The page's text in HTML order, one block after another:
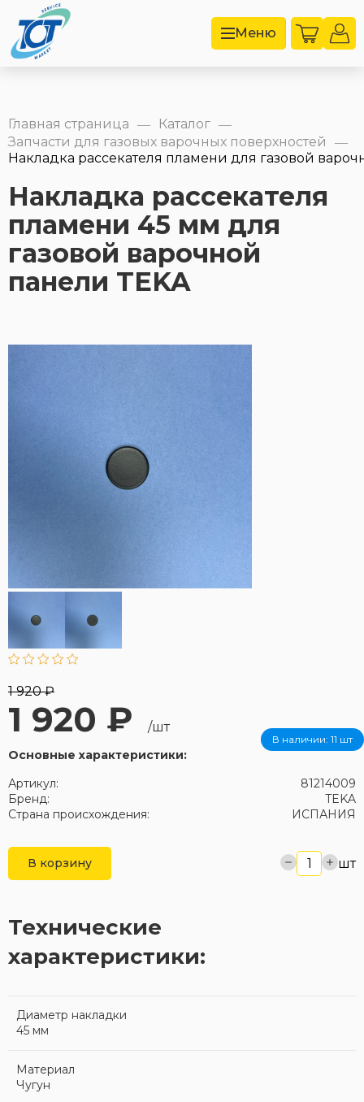
Меню
Главная страница — Каталог —
Запчасти для газовых варочных поверхностей —
Накладка рассекателя пламени для газовой
Накладка рассекателя
пламени 45 мм для
газовой варочной
панели TEKA
1 920 ₽
1 920 ₽ /шт
В наличии: 11 шт
Основные характеристики:
Артикул:
81214009
Бренд:
TEKA
Страна происхождения:
ИСПАНИЯ
В корзину шт
Технические
характеристики:
Диаметр накладки
45 мм
Материал
Чугун